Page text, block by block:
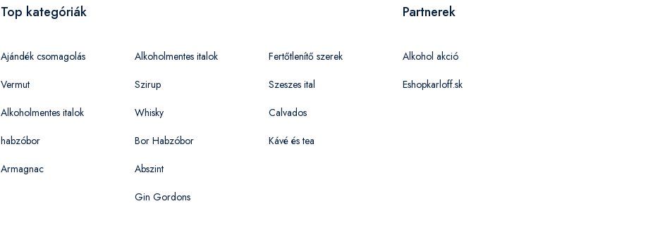
Top kategóriák
Ajándék csomagolás
Vermut
Alkoholmentes italok
habzóbor
Armagnac
Alkoholmentes italok
Szirup
Whisky
Bor Habzóbor
Abszint
Gin Gordons
Fertőtlenítő szerek
Szeszes ital
Calvados
Kávé és tea
Partnerek
Alkohol akció
Eshopkarloff.sk